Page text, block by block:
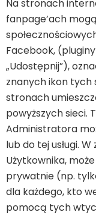
Na stronach
fanpage’ach
Facebook, (pluginy
„Udostępnij”),
znanych ikon tych
stronach
powyższych sieci.
Administratora
lub do tej usługi.
Użytkownika,
prywatnie (np.
dla każdego, kto
pomocą tych